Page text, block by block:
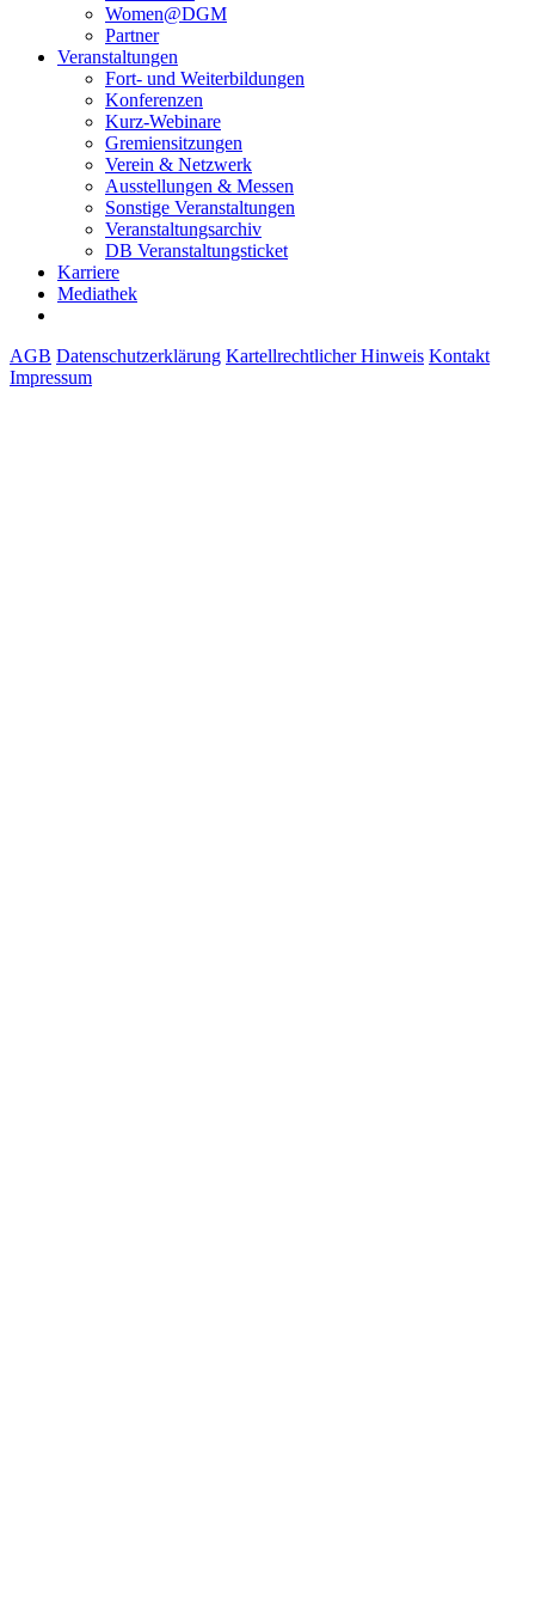
Women@DGM
Partner
Veranstaltungen
Fort- und Weiterbildungen
Konferenzen
Kurz-Webinare
Gremiensitzungen
Verein & Netzwerk
Ausstellungen & Messen
Sonstige Veranstaltungen
Veranstaltungsarchiv
DB Veranstaltungsticket
Karriere
Mediathek
AGB Datenschutzerklärung Kartellrechtlicher Hinweis Kontakt
Impressum